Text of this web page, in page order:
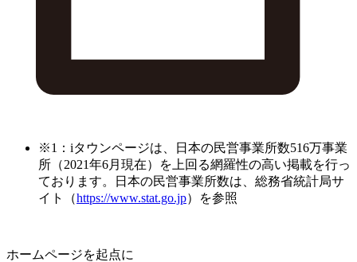
※1：iタウンページは、日本の民営事業所数516万事業
所（2021年6月現在）を上回る網羅性の高い掲載を行っ
ております。日本の民営事業所数は、総務省統計局サ
イト（https://www.stat.go.jp）を参照
ホームページを起点に